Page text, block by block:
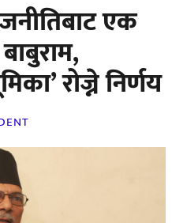
एक
रोज्ने निर्णय